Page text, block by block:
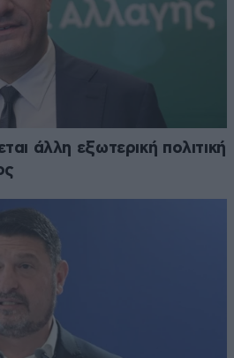
άλλη εξωτερική πολιτική